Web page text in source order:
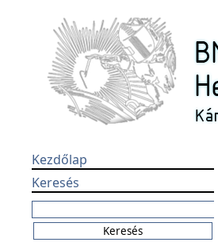
Kezdőlap
Keresés